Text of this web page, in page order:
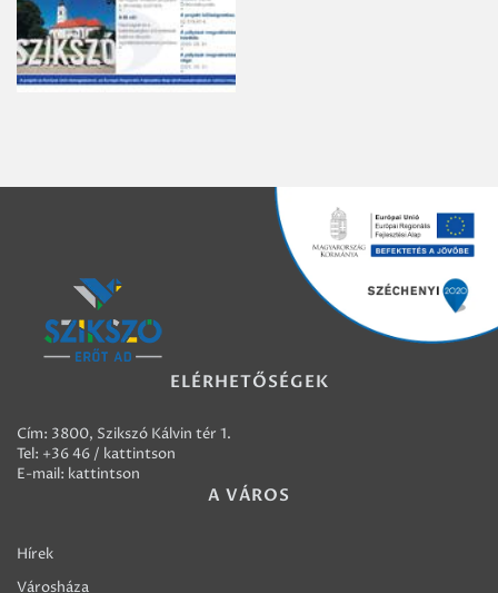
ELÉRHETŐSÉGEK
Cím: 3800, Szikszó Kálvin tér 1.
Tel: +36 46 / kattintson
E-mail: kattintson
A VÁROS
Hírek
Városháza